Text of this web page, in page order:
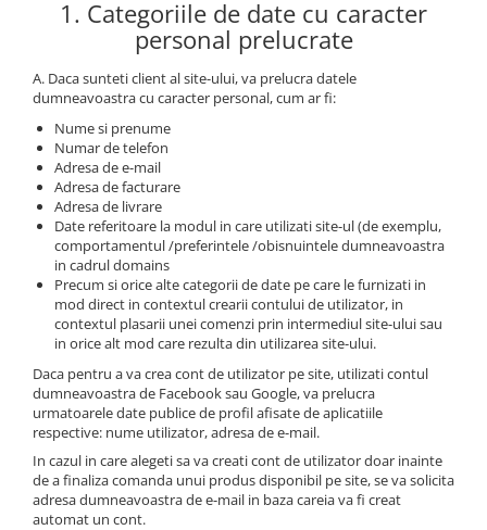
HITACHI
HYUNDAI
KOBELCO
LIBRA
MESSERSI
NEUSON
NEW HOLLAND
ORENSTEIN & KOPPEL
PEL JOB
SCHAEFF
SUMITOMO
SUNWARD
TAKEUCHI
NEUSON
NEW HOLLAND
SUNWARD
TAKEUCHI
TEREX
ZEPPELIN
VOLVO
YANMAR
Utilaje diverse
1. Categoriile de date cu caracter
personal prelucrate
A. Daca sunteti client al site-ului, va prelucra datele
dumneavoastra cu caracter personal, cum ar fi:
Nume si prenume
Numar de telefon
Adresa de e-mail
Adresa de facturare
Adresa de livrare
Date referitoare la modul in care utilizati site-ul (de exemplu,
comportamentul /preferintele /obisnuintele dumneavoastra
in cadrul domains
Precum si orice alte categorii de date pe care le furnizati in
mod direct in contextul crearii contului de utilizator, in
contextul plasarii unei comenzi prin intermediul site-ului sau
in orice alt mod care rezulta din utilizarea site-ului.
Daca pentru a va crea cont de utilizator pe site, utilizati contul
dumneavoastra de Facebook sau Google, va prelucra
urmatoarele date publice de profil afisate de aplicatiile
respective: nume utilizator, adresa de e-mail.
In cazul in care alegeti sa va creati cont de utilizator doar inainte
de a finaliza comanda unui produs disponibil pe site, se va solicita
adresa dumneavoastra de e-mail in baza careia va fi creat
automat un cont.